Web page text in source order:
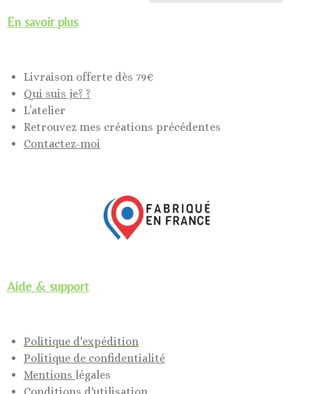
En savoir plus
Livraison offerte dès 79€
Qui suis je? ?
L’atelier
Retrouvez mes créations précédentes
Contactez-moi
Aide & support
Politique d'expédition
Politique de confidentialité
Mentions légales